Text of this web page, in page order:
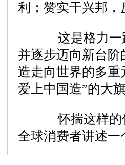
利；赞实干兴邦，
这是格力一路
并逐步迈向新台
造走向世界的多重
爱上中国造”的大
怀揣这样的使
全球消费者讲述一